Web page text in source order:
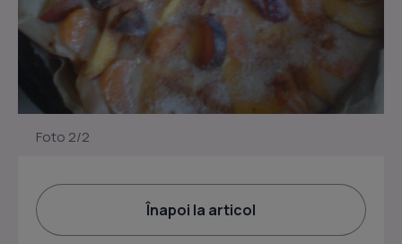
Foto 2/2
Înapoi la articol